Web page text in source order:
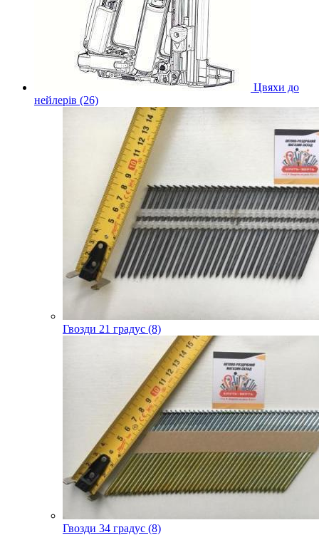
Цвяхи до
нейлерів (26)
Гвозди 21 градус (8)
Гвозди 34 градус (8)